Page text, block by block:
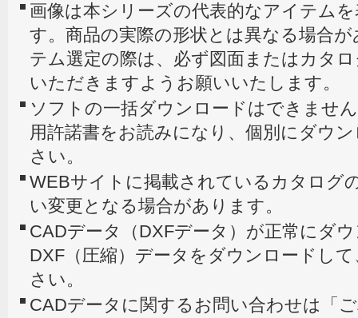
画像は本シリーズの代表的なアイテム
す。商品の実際の形状とは異なる場合
テム選定の際は、必ず図面またはカタ
いただきますようお願いいたします。
ソフトの一括ダウンロードはできませ
用許諾書をお読みになり、個別にダウ
さい。
WEBサイトに掲載されているカタログ
い変更となる場合があります。
CADデータ（DXFデータ）が正常にダ
DXF（圧縮）データをダウンロードし
さい。
CADデータに関するお問い合わせは「